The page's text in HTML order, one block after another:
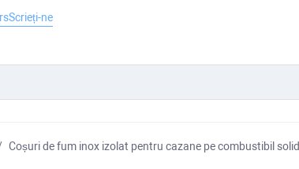
Scrieți-ne
Coșuri de fum inox izolat pentru cazane pe combustibil solid